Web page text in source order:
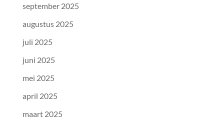
september 2025
augustus 2025
juli 2025
juni 2025
mei 2025
april 2025
maart 2025